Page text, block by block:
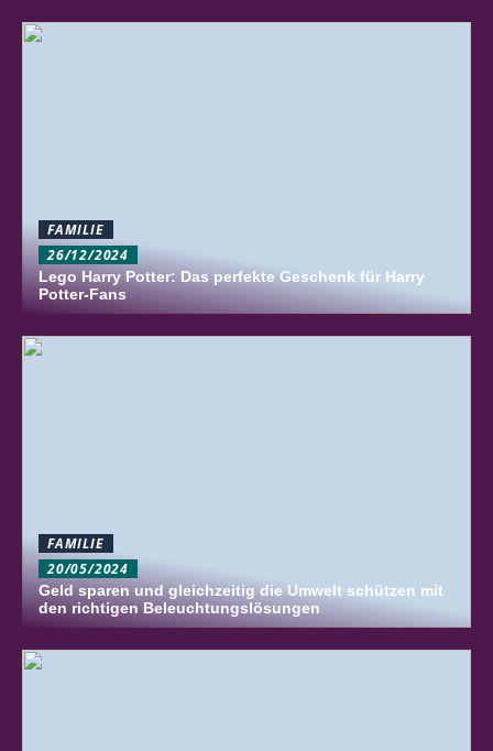
FAMILIE
26/12/2024
Lego Harry Potter: Das perfekte Geschenk für Harry
Potter-Fans
FAMILIE
20/05/2024
Geld sparen und gleichzeitig die Umwelt schützen mit
den richtigen Beleuchtungslösungen